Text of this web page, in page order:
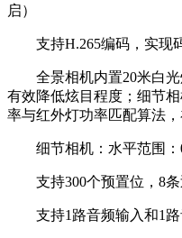
启）
支持H.265编码，实现
全景相机内置20米白光
有效降低炫目程度；细节
率与红外灯功率匹配算法
细节相机：水平范围：
支持300个预置位，8条
支持1路音频输入和1路